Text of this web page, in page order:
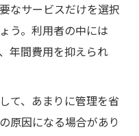
なサービスだけを選択
う。利用者の中には
年間費用を抑えられ
て、あまりに管理を省
原因になる場合があり